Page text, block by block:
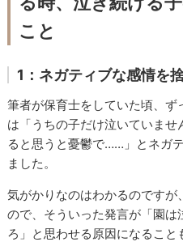
こと
1：ネガティブな感情を
筆者が保育士をしていた頃、
は「うちの子だけ泣いていま
ると思うと憂鬱で……」とネガ
ました。
気がかりなのはわかるのです
ので、そういった発言が「園は
ろ」と思わせる原因になること